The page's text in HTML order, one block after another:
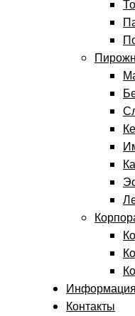
Информация
Контакты